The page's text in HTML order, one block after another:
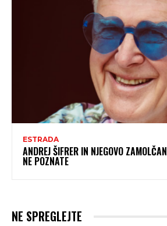
ESTRADA
ANDREJ ŠIFRER IN NJEGOVO
NE POZNATE
NE SPREGLEJTE